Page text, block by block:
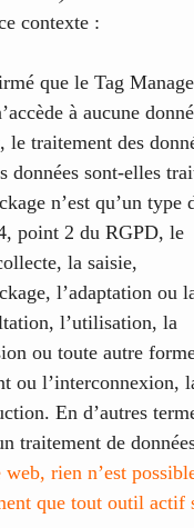
contexte :
que le Tag
à aucune
le traitement des
données sont-elles
n’est qu’un type
point 2 du RGPD, le
la saisie,
l’adaptation ou
l’utilisation, la
ou toute autre
ou l’interconnexion,
En d’autres
traitement de
rien n’est
que tout outil actif